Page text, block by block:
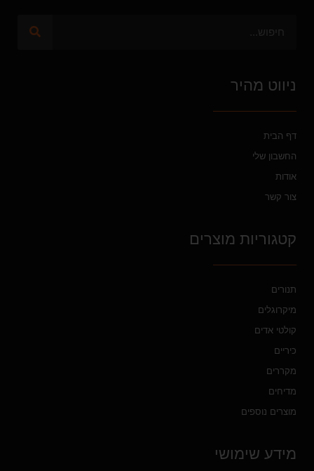
ניווט מהיר
דף הבית
החשבון שלי
אודות
צור קשר
קטגוריות מוצרים
תנורים
מיקרוגלים
קולטי אדים
כיריים
מקררים
מדיחים
מוצרים נוספים
מידע שימושי